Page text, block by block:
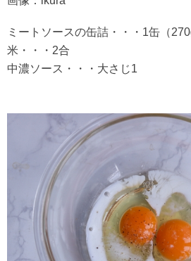
ミートソースの缶詰・・・1缶（
米・・・2合
中濃ソース・・・大さじ1